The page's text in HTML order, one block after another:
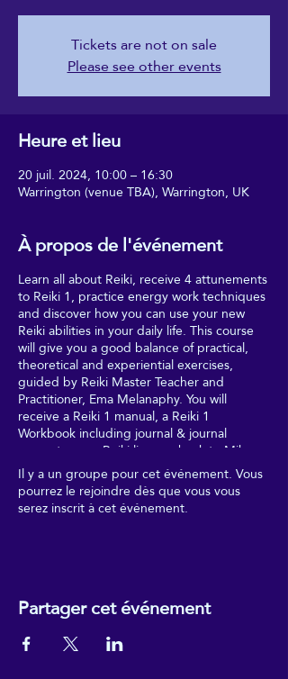
Tickets are not on sale
Please see other events
Heure et lieu
20 juil. 2024, 10:00 – 16:30
Warrington (venue TBA), Warrington, UK
À propos de l'événement
Learn all about Reiki, receive 4 attunements
to Reiki 1, practice energy work techniques
and discover how you can use your new
Reiki abilities in your daily life. This course
will give you a good balance of practical,
theoretical and experiential exercises,
guided by Reiki Master Teacher and
Practitioner, Ema Melanaphy. You will
receive a Reiki 1 manual, a Reiki 1
Workbook including journal & journal
prompts, your Reiki lineage back to Mikao
Usui (Reiki's founder), and your Reiki 1
certificate - meaning that you can join the
UK Reiki Federation, as a Student Member.
Drinks/snacks are also provided on the day.
Il y a un groupe pour cet événement. Vous
pourrez le rejoindre dès que vous vous
serez inscrit à cet événement.
Partager cet événement